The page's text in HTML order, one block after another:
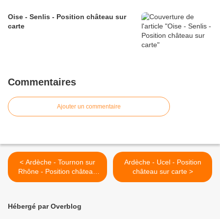
Oise - Senlis - Position château sur
carte
Commentaires
Ajouter un commentaire
< Ardèche - Tournon sur
Rhône - Position château
sur carte
Ardèche - Ucel - Position
château sur carte >
Hébergé par Overblog